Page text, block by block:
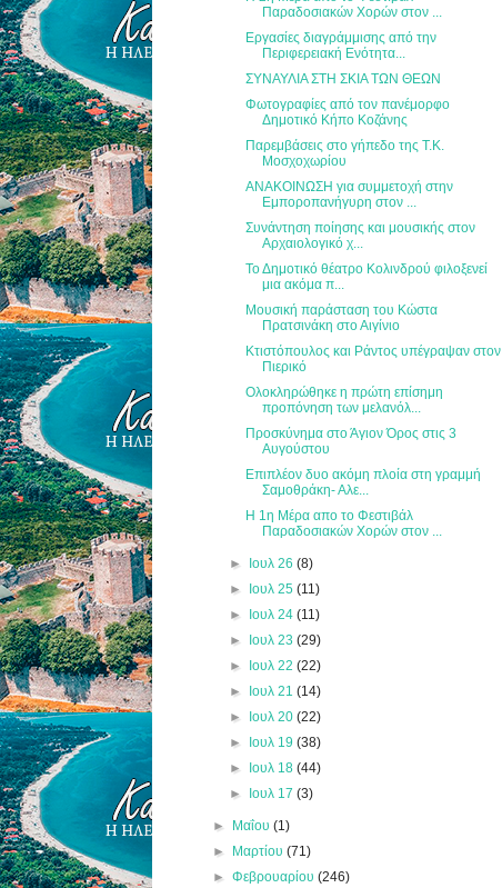
Παραδοσιακών Χορών στον ...
Εργασίες διαγράμμισης από την
Περιφερειακή Ενότητα...
ΣΥΝΑΥΛΙΑ ΣΤΗ ΣΚΙΑ ΤΩΝ ΘΕΩΝ
Φωτογραφίες από τον πανέμορφο
Δημοτικό Κήπο Κοζάνης
Παρεμβάσεις στο γήπεδο της Τ.Κ.
Μοσχοχωρίου
ΑΝΑΚΟΙΝΩΣΗ για συμμετοχή στην
Εμποροπανήγυρη στον ...
Συνάντηση ποίησης και μουσικής στον
Αρχαιολογικό χ...
Το Δημοτικό θέατρο Κολινδρού φιλοξενεί
μια ακόμα π...
Μουσική παράσταση του Κώστα
Πρατσινάκη στο Αιγίνιο
Κτιστόπουλος και Ράντος υπέγραψαν στον
Πιερικό
Ολοκληρώθηκε η πρώτη επίσημη
προπόνηση των μελανόλ...
Προσκύνημα στο Άγιον Όρος στις 3
Αυγούστου
Επιπλέον δυο ακόμη πλοία στη γραμμή
Σαμοθράκη- Αλε...
Η 1η Μέρα απο το Φεστιβάλ
Παραδοσιακών Χορών στον ...
► Ιουλ 26 (8)
► Ιουλ 25 (11)
► Ιουλ 24 (11)
► Ιουλ 23 (29)
► Ιουλ 22 (22)
► Ιουλ 21 (14)
► Ιουλ 20 (22)
► Ιουλ 19 (38)
► Ιουλ 18 (44)
► Ιουλ 17 (3)
► Μαΐου(1)
► Μαρτίου(71)
►Φεβρουαρίου(246)